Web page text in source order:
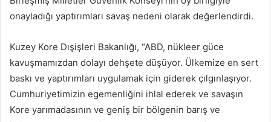
onayladığı yaptırımları savaş nedeni olarak değerlendirdi.
Kuzey Kore Dışişleri Bakanlığı, “ABD, nükleer güce
kavuşmamızdan dolayı dehşete düşüyor. Ülkemize en sert
baskı ve yaptırımları uygulamak için giderek çılgınlaşıyor.
Cumhuriyetimizin egemenliğini ihlal ederek ve savaşın
Kore yarımadasının ve geniş bir bölgenin barış ve